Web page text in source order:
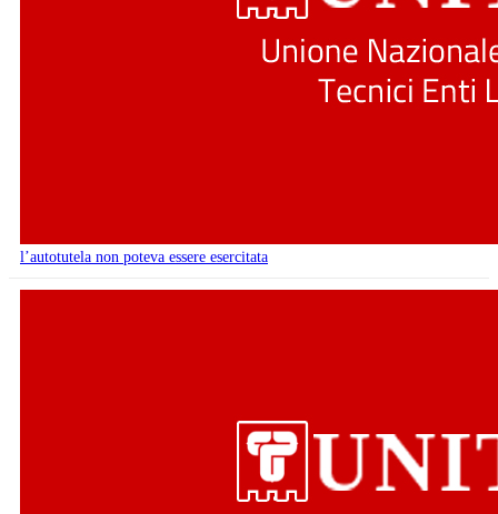
l’autotutela non poteva essere esercitata